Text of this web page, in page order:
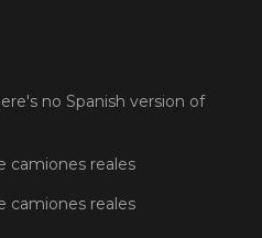
no Spanish version of
camiones reales
camiones reales